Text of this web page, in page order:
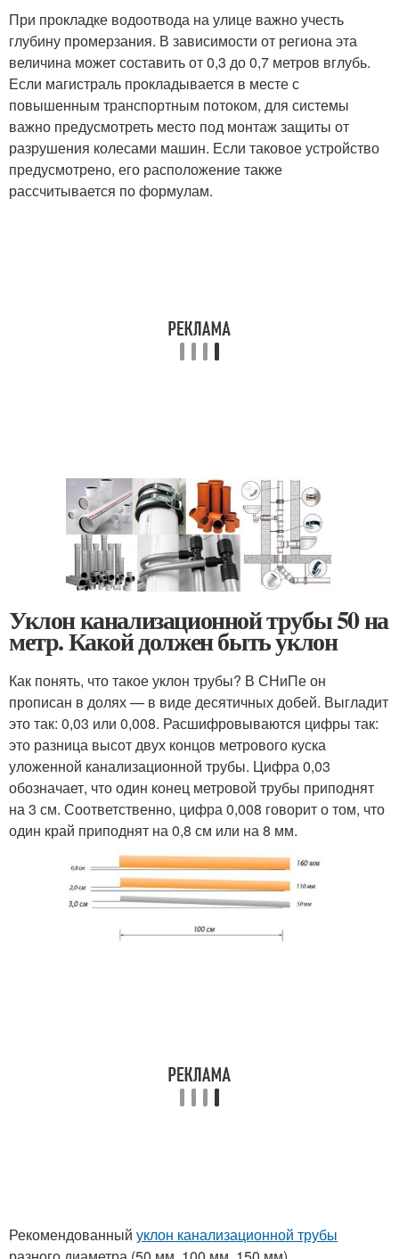
При прокладке водоотвода на улице важно учесть
глубину промерзания. В зависимости от региона эта
величина может составить от 0,3 до 0,7 метров вглубь.
Если магистраль прокладывается в месте с
повышенным транспортным потоком, для системы
важно предусмотреть место под монтаж защиты от
разрушения колесами машин. Если таковое устройство
предусмотрено, его расположение также
рассчитывается по формулам.
Уклон канализационной трубы 50 на
метр. Какой должен быть уклон
Как понять, что такое уклон трубы? В СНиПе он
прописан в долях — в виде десятичных добей. Выгладит
это так: 0,03 или 0,008. Расшифровываются цифры так:
это разница высот двух концов метрового куска
уложенной канализационной трубы. Цифра 0,03
обозначает, что один конец метровой трубы приподнят
на 3 см. Соответственно, цифра 0,008 говорит о том, что
один край приподнят на 0,8 см или на 8 мм.
Рекомендованный уклон канализационной трубы